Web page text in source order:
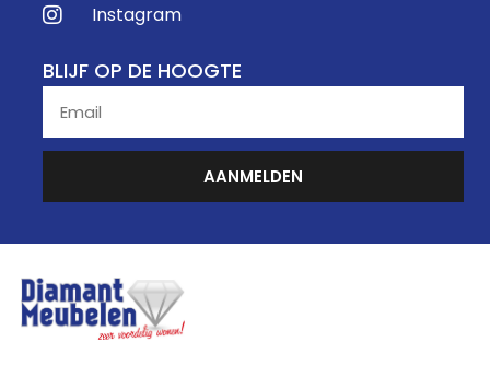
Instagram
BLIJF OP DE HOOGTE
AANMELDEN